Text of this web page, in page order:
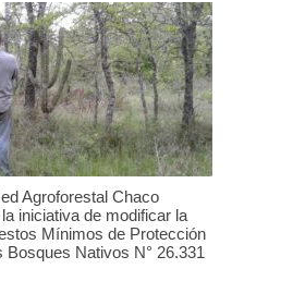
Agroforestal Chaco
iniciativa de modificar la
Mínimos de Protección
Bosques Nativos N° 26.331